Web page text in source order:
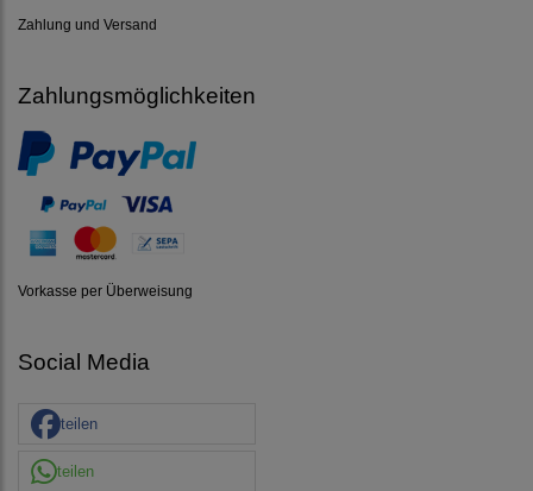
Zahlung und Versand
Zahlungsmöglichkeiten
Vorkasse per Überweisung
Social Media
teilen
teilen